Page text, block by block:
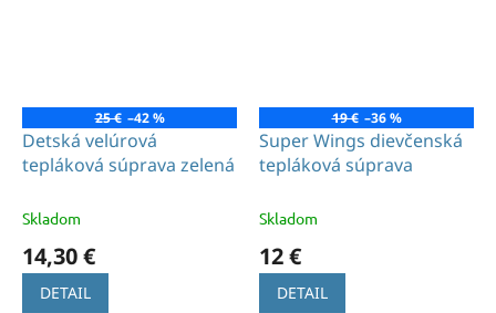
25 € –42 %
Detská velúrová
tepláková súprava zelená
Skladom
14,30 €
DETAIL
19 € –36 %
Super Wings dievčenská
tepláková súprava
Skladom
12 €
DETAIL